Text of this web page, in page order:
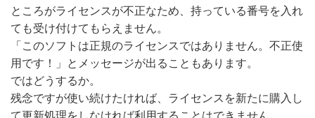
ところがライセンスが不正なため、持っている番号を入れ
ても受け付けてもらえません。
「このソフトは正規のライセンスではありません。不正使
用です！」とメッセージが出ることもあります。
ではどうするか。
残念ですが使い続けたければ、ライセンスを新たに購入し